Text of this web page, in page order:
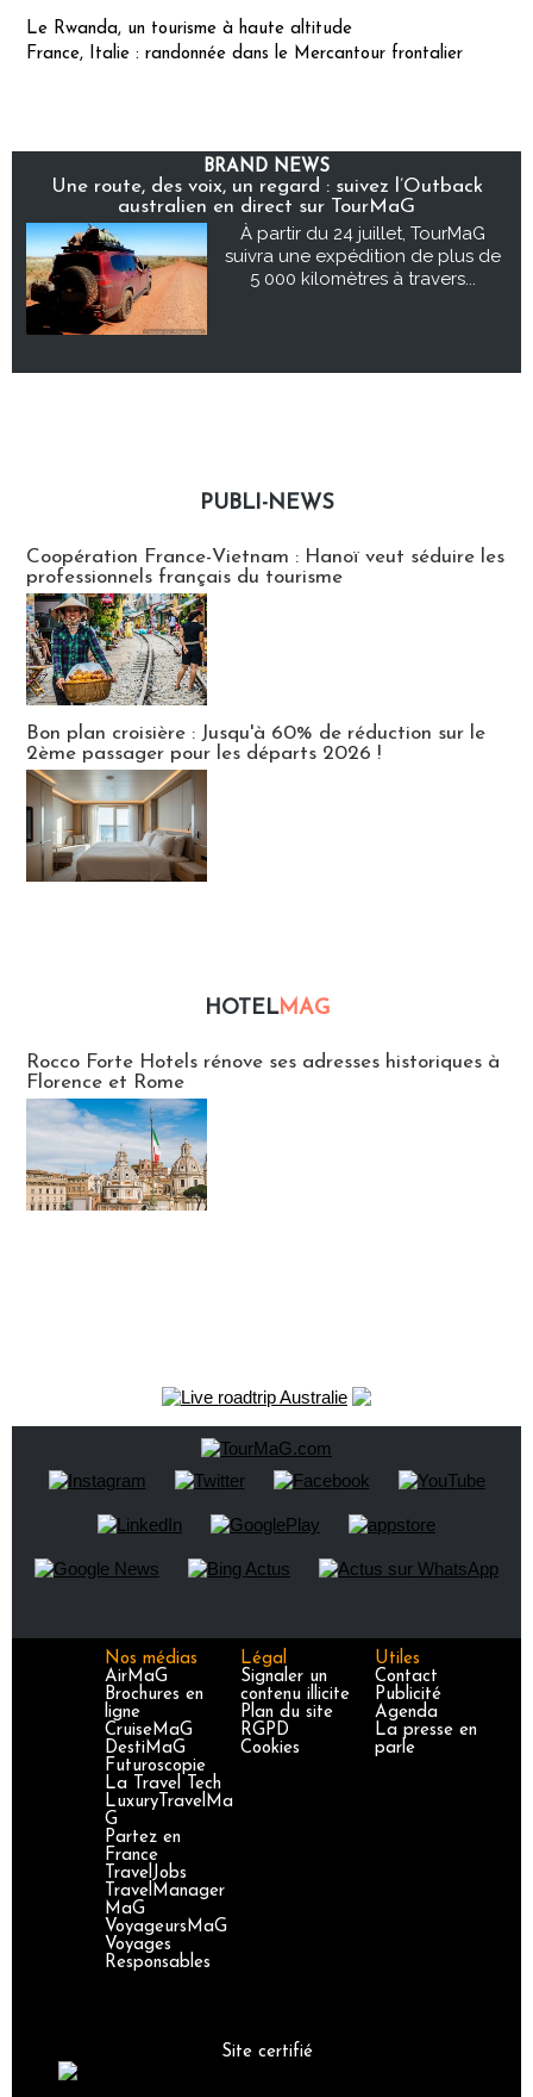
Le Rwanda, un tourisme à haute altitude
France, Italie : randonnée dans le Mercantour frontalier
BRAND NEWS
Une route, des voix, un regard : suivez l’Outback
australien en direct sur TourMaG
À partir du 24 juillet, TourMaG
suivra une expédition de plus de
5 000 kilomètres à travers...
PUBLI-NEWS
Coopération France-Vietnam : Hanoï veut séduire les
professionnels français du tourisme
Bon plan croisière : Jusqu'à 60% de réduction sur le
2ème passager pour les départs 2026 !
HOTELMAG
Rocco Forte Hotels rénove ses adresses historiques à
Florence et Rome
Nos médias
AirMaG
Brochures en
ligne
CruiseMaG
DestiMaG
Futuroscopie
La Travel Tech
LuxuryTravelMa
G
Partez en
France
TravelJobs
TravelManager
MaG
VoyageursMaG
Voyages
Responsables
Légal
Signaler un
contenu illicite
Plan du site
RGPD
Cookies
Utiles
Contact
Publicité
Agenda
La presse en
parle
Site certifié